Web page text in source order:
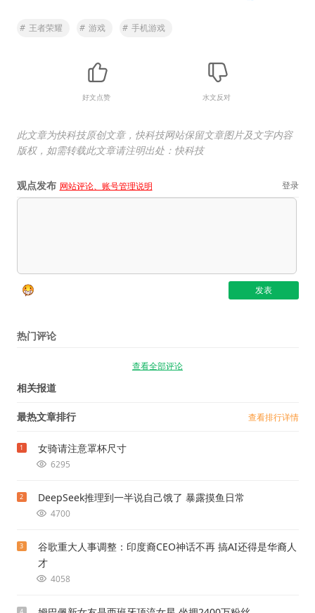
# 王者荣耀 # 游戏 # 手机游戏
好文点赞 水文反对
此文章为快科技原创文章，快科技网站保留文章图片及文字内容
版权，如需转载此文章请注明出处：快科技
观点发布 网站评论、账号管理说明 登录
热门评论
查看全部评论
相关报道
最热文章排行 查看排行详情
1 女骑请注意罩杯尺寸
6295
2 DeepSeek推理到一半说自己饿了 暴露摸鱼日常
4700
3
谷歌重大人事调整：印度裔CEO神话不再 搞AI还得是华裔人
才
4058
4